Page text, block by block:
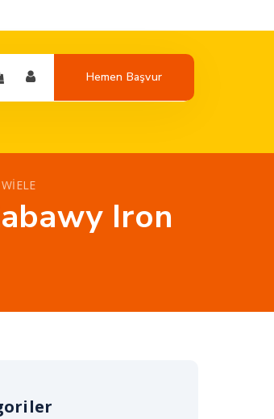
Hemen Başvur
Iron